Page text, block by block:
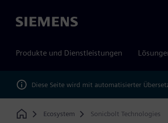
Siemens
Produkte und Dienstleistungen
Diese Seite wird mit automatisierter
Home
Ecosystem Sonicbolt Technologies